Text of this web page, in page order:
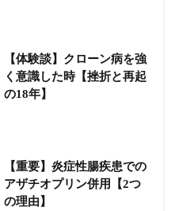
【体験談】クローン病を強
く意識した時【挫折と再起
の18年】
【重要】炎症性腸疾患での
アザチオプリン併用【2つ
の理由】